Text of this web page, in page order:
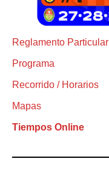
Reglamento Particular
Programa
Recorrido / Horarios
Mapas
Tiempos Online